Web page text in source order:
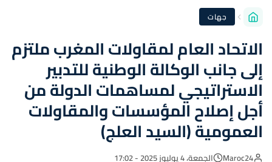
جهات
الاتحاد العام لمقاولات المغرب ملتزم
إلى جانب الوكالة الوطنية للتدبير
الاستراتيجي لمساهمات الدولة من
أجل إصلاح المؤسسات والمقاولات
العمومية (السيد العلج)
Maroc24 الجمعة، 4 يوليوز 2025 - 17:02